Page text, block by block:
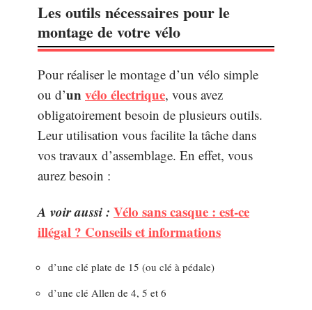
Les outils nécessaires pour le
montage de votre vélo
Pour réaliser le montage d’un vélo simple
ou d’unvélo électrique, vous avez
obligatoirement besoin de plusieurs outils.
Leur utilisation vous facilite la tâche dans
vos travaux d’assemblage. En effet, vous
aurez besoin :
A voir aussi : Vélo sans casque : est-ce
illégal ? Conseils et informations
d’une clé plate de 15 (ou clé à pédale)
d’une clé Allen de 4, 5 et 6